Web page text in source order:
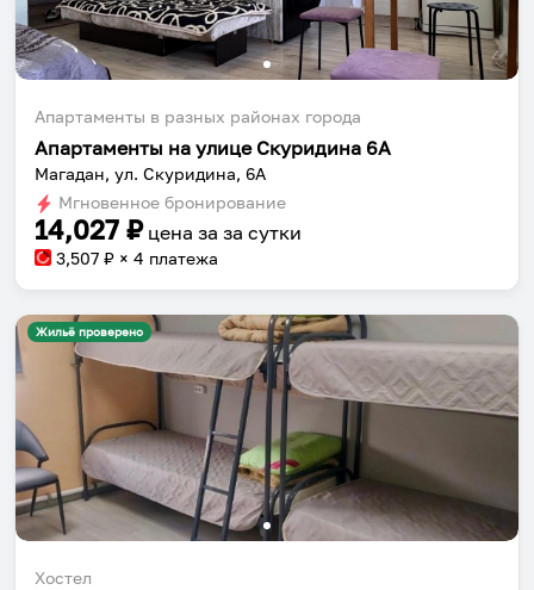
Апартаменты в разных районах города
Апартаменты на улице Скуридина 6А
Магадан, ул. Скуридина, 6А
Мгновенное бронирование
14,027 ₽ цена за за сутки
3,507 ₽ × 4 платежа
Жильё проверено
Хостел